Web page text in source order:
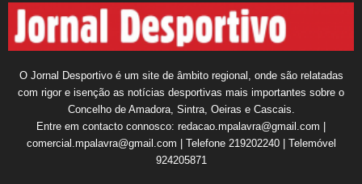
O Jornal Desportivo é um site de âmbito regional, onde são relatadas
com rigor e isenção as notícias desportivas mais importantes sobre o
Concelho de Amadora, Sintra, Oeiras e Cascais.
Entre em contacto connosco: redacao.mpalavra@gmail.com |
comercial.mpalavra@gmail.com | Telefone 219202240 | Telemóvel
924205871